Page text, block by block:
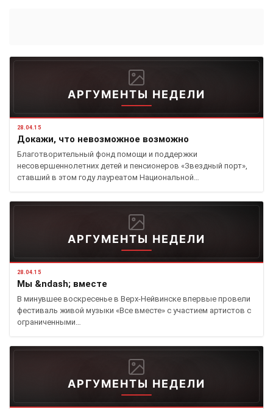
АРГУМЕНТЫ НЕДЕЛИ
28.04.15
Докажи, что невозможное возможно
Благотворительный фонд помощи и поддержки
несовершеннолетних детей и пенсионеров «Звездный порт»,
ставший в этом году лауреатом Национальной…
АРГУМЕНТЫ НЕДЕЛИ
28.04.15
Мы &ndash; вместе
В минувшее воскресенье в Верх-Нейвинске впервые провели
фестиваль живой музыки «Все вместе» с участием артистов с
ограниченными…
АРГУМЕНТЫ НЕДЕЛИ